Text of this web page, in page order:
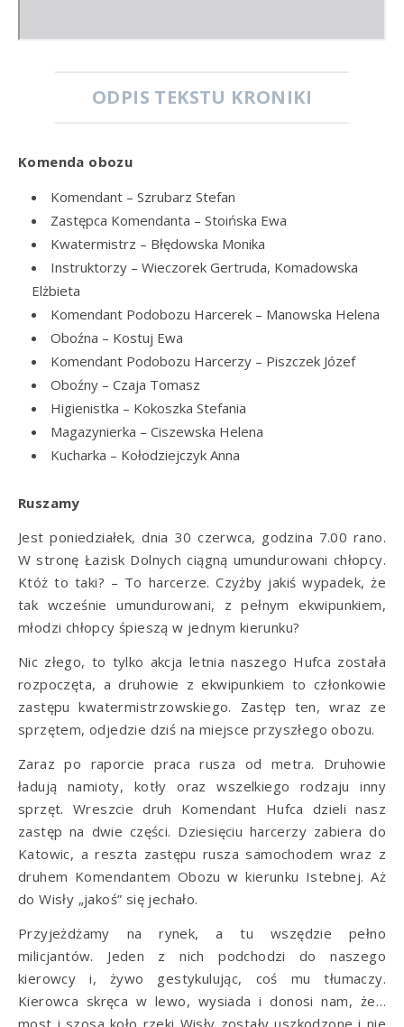
ODPIS TEKSTU KRONIKI
Komenda obozu
Komendant – Szrubarz Stefan
Zastępca Komendanta – Stoińska Ewa
Kwatermistrz – Błędowska Monika
Instruktorzy – Wieczorek Gertruda, Komadowska
Elżbieta
Komendant Podobozu Harcerek – Manowska Helena
Oboźna – Kostuj Ewa
Komendant Podobozu Harcerzy – Piszczek Józef
Oboźny – Czaja Tomasz
Higienistka – Kokoszka Stefania
Magazynierka – Ciszewska Helena
Kucharka – Kołodziejczyk Anna
Ruszamy
Jest poniedziałek, dnia 30 czerwca, godzina 7.00 rano.
W stronę Łazisk Dolnych ciągną umundurowani chłopcy.
Któż to taki? – To harcerze. Czyżby jakiś wypadek, że
tak wcześnie umundurowani, z pełnym ekwipunkiem,
młodzi chłopcy śpieszą w jednym kierunku?
Nic złego, to tylko akcja letnia naszego Hufca została
rozpoczęta, a druhowie z ekwipunkiem to członkowie
zastępu kwatermistrzowskiego. Zastęp ten, wraz ze
sprzętem, odjedzie dziś na miejsce przyszłego obozu.
Zaraz po raporcie praca rusza od metra. Druhowie
ładują namioty, kotły oraz wszelkiego rodzaju inny
sprzęt. Wreszcie druh Komendant Hufca dzieli nasz
zastęp na dwie części. Dziesięciu harcerzy zabiera do
Katowic, a reszta zastępu rusza samochodem wraz z
druhem Komendantem Obozu w kierunku Istebnej. Aż
do Wisły „jakoś” się jechało.
Przyjeżdżamy na rynek, a tu wszędzie pełno
milicjantów. Jeden z nich podchodzi do naszego
kierowcy i, żywo gestykulując, coś mu tłumaczy.
Kierowca skręca w lewo, wysiada i donosi nam, że…
most i szosa koło rzeki Wisły zostały uszkodzone i nie